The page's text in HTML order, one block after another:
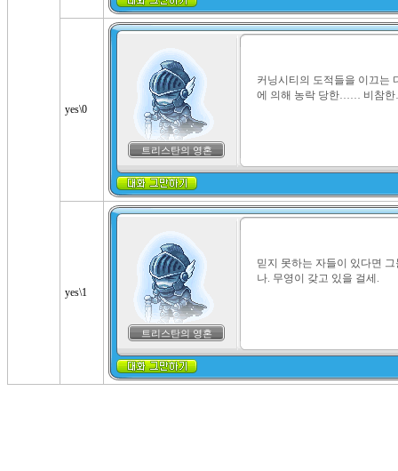
yes\0
트리스탄의 영혼
커닝시티의 도적들을 이끄는
에 의해 농락 당한…… 비참
yes\1
트리스탄의 영혼
믿지 못하는 자들이 있다면
나. 무영이 갖고 있을 걸세.